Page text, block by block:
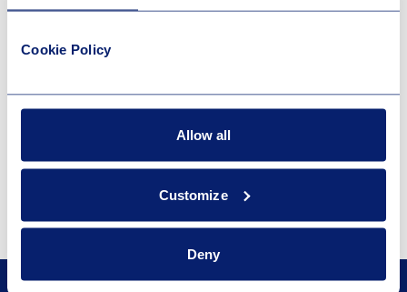
Cookie Policy
Allow all
Customize
Deny
Hur sätts månadskostnaden för tjänsterna i ert
Vad betyder lamporna på fibermottagaren?
Jag vill ändra placering av fiberutrustningen eller
Fritidshustjänst